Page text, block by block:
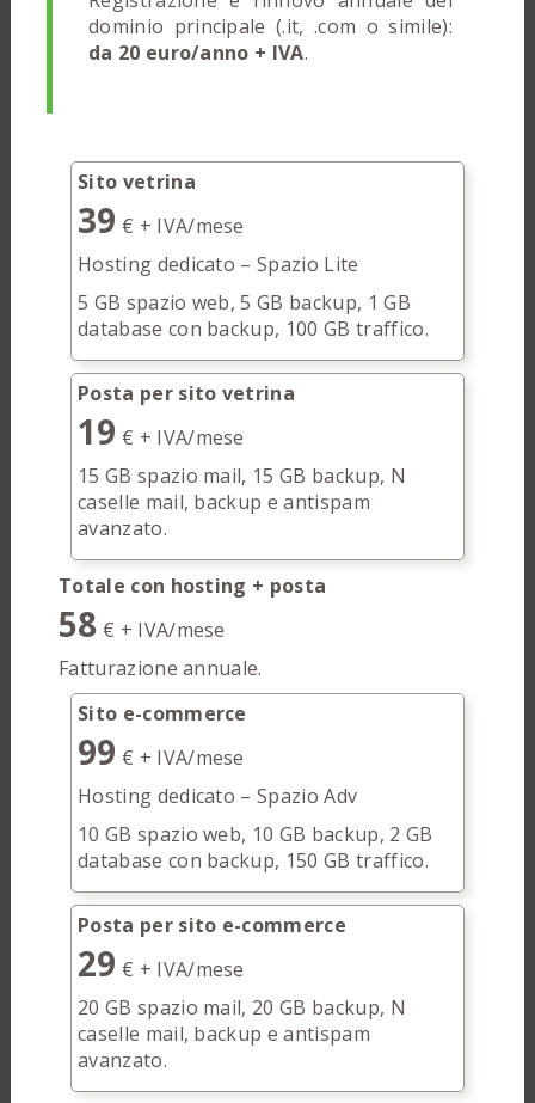
dominio principale (.it, .com o simile):
da 20 euro/anno + IVA.
Sito vetrina
39 € + IVA/mese
Hosting dedicato – Spazio Lite
5 GB spazio web, 5 GB backup, 1 GB
database con backup, 100 GB traffico.
Posta per sito vetrina
19 € + IVA/mese
15 GB spazio mail, 15 GB backup, N
caselle mail, backup e antispam
avanzato.
Totale con hosting + posta
58 € + IVA/mese
Fatturazione annuale.
Sito e-commerce
99 € + IVA/mese
Hosting dedicato – Spazio Adv
10 GB spazio web, 10 GB backup, 2 GB
database con backup, 150 GB traffico.
Posta per sito e-commerce
29 € + IVA/mese
20 GB spazio mail, 20 GB backup, N
caselle mail, backup e antispam
avanzato.